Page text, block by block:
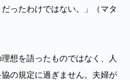
ったわけではない。」（マタ
想を語ったものではなく、人
の規定に過ぎません。夫婦が